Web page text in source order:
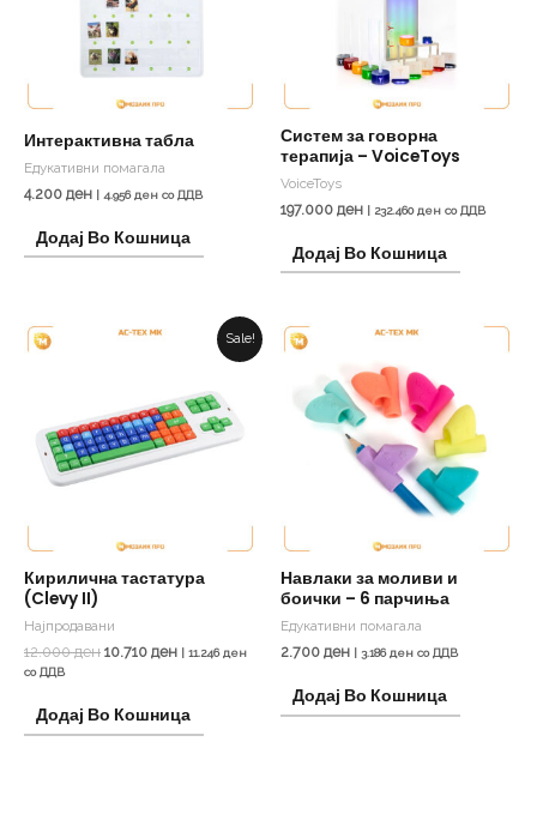
Интерактивна табла
Едукативни помагала
4.200 ден 4.956ден со ДДВ
Додај Во Кошница
Систем за говорна
терапија – VoiceToys
VoiceToys
197.000 ден 232.460ден со ДДВ
Додај Во Кошница
Sale!
Кирилична тастатура
(Clevy II)
Најпродавани
12.000ден
Original
10.710 ден
Current
10.710 ден.
11.246ден
со ДДВ
Додај Во Кошница
Навлаки за моливи и
боички – 6 парчиња
Едукативни помагала
2.700 ден 3.186ден со ДДВ
Додај Во Кошница